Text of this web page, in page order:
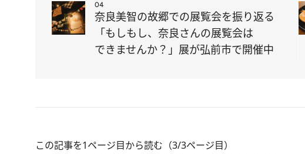
04
奈良美智の故郷での展覧会を振り返る
「もしもし、奈良さんの展覧会は
できませんか？」展が弘前市で開催中
この記事を1ページ目から読む（3/3ページ目）